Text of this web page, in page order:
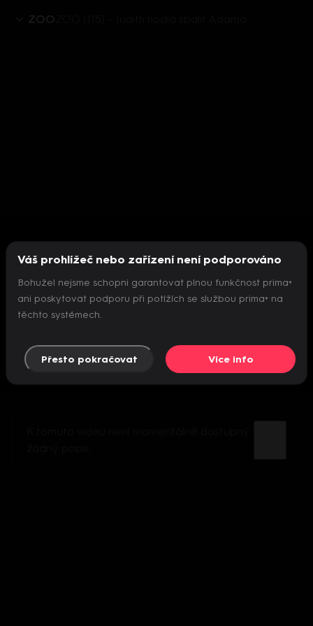
ZOO
Nepodařilo se inicializovat přehrávač
Váš prohlížeč nebo zařízení není podporováno
Bohužel nejsme schopni garantovat plnou funkčnost prima+
ani poskytovat podporu při potížích se službou prima+ na
těchto systémech.
Přesto pokračovat Více info